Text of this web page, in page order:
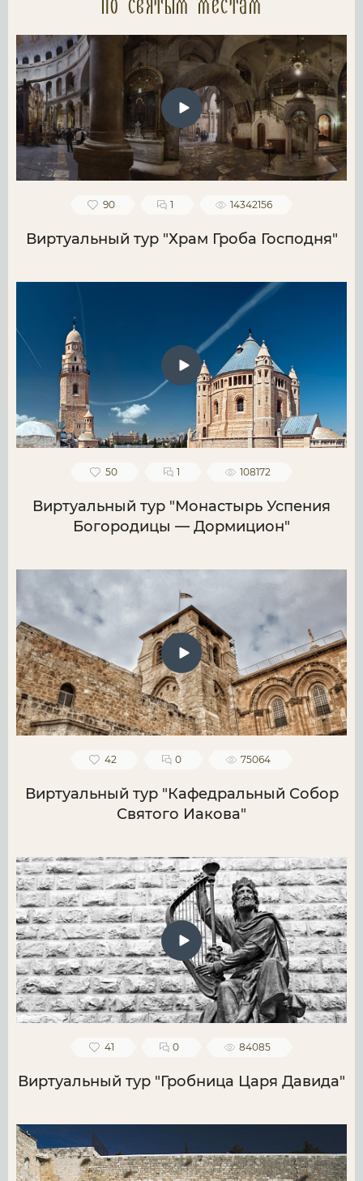
по святым местам
90 1 14342156
Виртуальный тур "Храм Гроба Господня"
50 1 108172
Виртуальный тур "Монастырь Успения
Богородицы — Дормицион"
42 0 75064
Виртуальный тур "Кафедральный Собор
Святого Иакова"
41 0 84085
Виртуальный тур "Гробница Царя Давида"